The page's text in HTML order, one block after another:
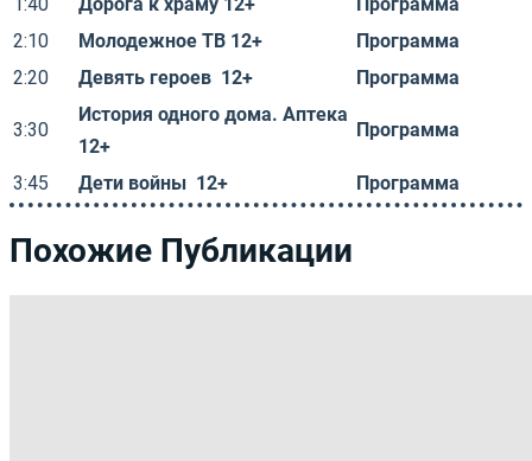
2:10
Молодежное ТВ 12+
Программа
2:20
Девять героев 12+ Программа
3:30
История одного дома. Аптека
12+
Программа
3:45 Дети войны 12+ Программа
Похожие Публикации